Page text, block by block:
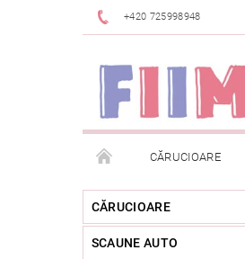
+420 725998948
CĂRUCIOARE
BRANDURI
RETURNAREA MĂRFII
CĂRUCIOARE
SCAUNE AUTO